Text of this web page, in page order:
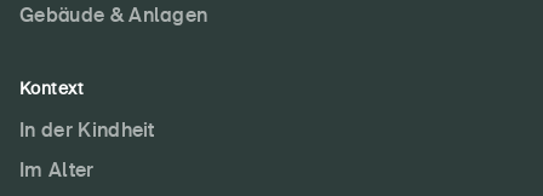
Gebäude & Anlagen
Kontext
In der Kindheit
Im Alter